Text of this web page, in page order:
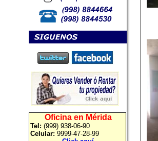
Oficina en Mérida
Tel: (999) 938-06-90
Celular: 9999-47-28-99